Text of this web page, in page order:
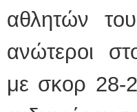
αθλητών
ανώτεροι
με σκορ 28-